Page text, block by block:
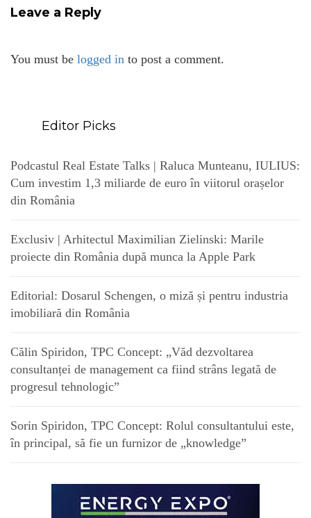
Leave a Reply
You must be logged in to post a comment.
Editor Picks
Podcastul Real Estate Talks | Raluca Munteanu, IULIUS:
Cum investim 1,3 miliarde de euro în viitorul orașelor
din România
Exclusiv | Arhitectul Maximilian Zielinski: Marile
proiecte din România după munca la Apple Park
Editorial: Dosarul Schengen, o miză și pentru industria
imobiliară din România
Călin Spiridon, TPC Concept: „Văd dezvoltarea
consultanței de management ca fiind strâns legată de
progresul tehnologic”
Sorin Spiridon, TPC Concept: Rolul consultantului este,
în principal, să fie un furnizor de „knowledge”